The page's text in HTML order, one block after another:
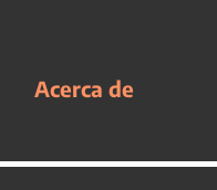
Acerca de